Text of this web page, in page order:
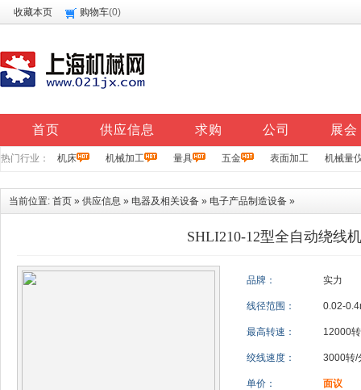
收藏本页 购物车(0)
首页 供应信息 求购 公司 展会
热门行业： 机床 机械加工 量具 五金 表面加工 机械量
当前位置: 首页 » 供应信息 » 电器及相关设备 » 电子产品制造设备 »
SHLI210-12型全自动绕线
品牌： 实力
线径范围： 0.02-
最高转速： 12000
绞线速度： 3000转/
单价： 面议